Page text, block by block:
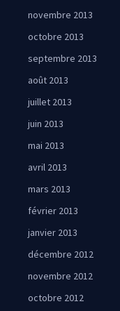
novembre 2013
octobre 2013
septembre 2013
août 2013
juillet 2013
juin 2013
mai 2013
avril 2013
mars 2013
février 2013
janvier 2013
décembre 2012
novembre 2012
octobre 2012